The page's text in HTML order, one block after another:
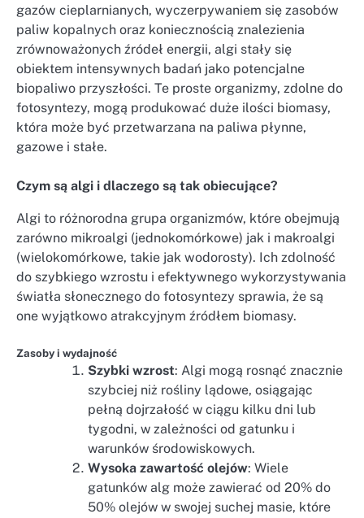
gazów cieplarnianych, wyczerpywaniem się zasobów
paliw kopalnych oraz koniecznością znalezienia
zrównoważonych źródeł energii, algi stały się
obiektem intensywnych badań jako potencjalne
biopaliwo przyszłości. Te proste organizmy, zdolne do
fotosyntezy, mogą produkować duże ilości biomasy,
która może być przetwarzana na paliwa płynne,
gazowe i stałe.
Czym są algi i dlaczego są tak obiecujące?
Algi to różnorodna grupa organizmów, które obejmują
zarówno mikroalgi (jednokomórkowe) jak i makroalgi
(wielokomórkowe, takie jak wodorosty). Ich zdolność
do szybkiego wzrostu i efektywnego wykorzystywania
światła słonecznego do fotosyntezy sprawia, że są
one wyjątkowo atrakcyjnym źródłem biomasy.
Zasoby i wydajność
Szybki wzrost: Algi mogą rosnąć znacznie
szybciej niż rośliny lądowe, osiągając
pełną dojrzałość w ciągu kilku dni lub
tygodni, w zależności od gatunku i
warunków środowiskowych.
Wysoka zawartość olejów: Wiele
gatunków alg może zawierać od 20% do
50% olejów w swojej suchej masie, które